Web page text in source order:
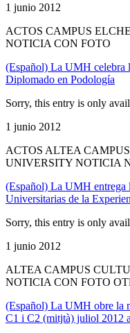
1 junio 2012
ACTOS CAMPUS
NOTICIA CON FOTO
(Español) La UMH celebra
Diplomado en Podología
Sorry, this entry is only
1 junio 2012
ACTOS ALTEA
UNIVERSITY NOTICIA
(Español) La UMH entrega
Universitarias de la
Sorry, this entry is only
1 junio 2012
ALTEA CAMPUS
NOTICIA CON FOTO
(Español) La UMH obre la
C1 i C2 (mitjtà) juliol 2012